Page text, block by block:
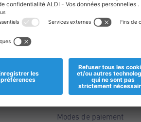
Informations
Magasins
Modes de paiement